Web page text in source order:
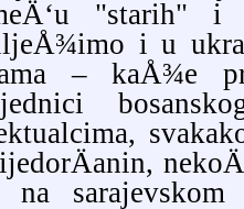
"starih" i
i u
– kaÅ¾e
na